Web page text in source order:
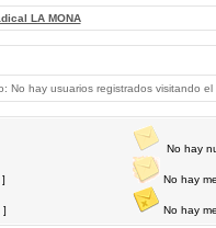
LA MONA
No hay usuarios registrados visitando
]
No hay
No hay
No hay